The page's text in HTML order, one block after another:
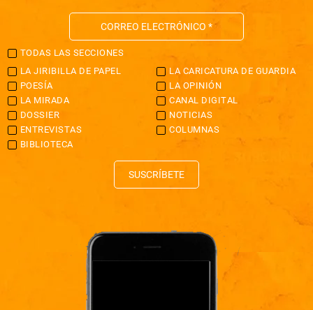
TODAS LAS SECCIONES
LA JIRIBILLA DE PAPEL
LA CARICATURA DE GUARDIA
POESÍA
LA OPINIÓN
LA MIRADA
CANAL DIGITAL
DOSSIER
NOTICIAS
ENTREVISTAS
COLUMNAS
BIBLIOTECA
SUSCRÍBETE